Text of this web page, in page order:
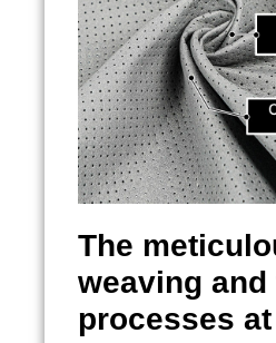
The
weaving
processes at